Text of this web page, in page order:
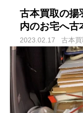
古本買取の揚
内のお宅へ古
2023.02.17 古本買